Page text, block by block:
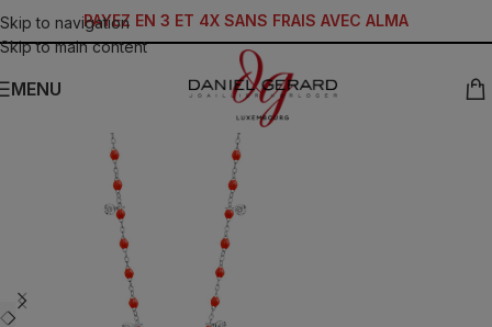
Skip to navigation
Skip to main content
PAYEZ EN 3 ET 4X SANS FRAIS AVEC ALMA
MENU